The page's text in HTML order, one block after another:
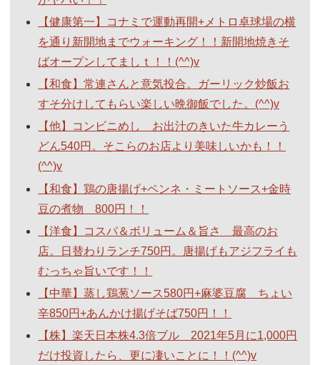
【健康第一】コナミで運動再開+メトロ卓球場の横
を通り新開地までウォーキング！！新開地焼きそ
ばオープンしてましｔ！！(^^)v
【和食】常連さんと意気投合。ガーリック炒飯お
すそ分けしてもらい楽しい晩御飯でした。(^^)v
【他】コンビニめし お出汁のきいた牛カレーう
どん540円。そこらのお店より美味しいかも！！
(^^)v
【和食】鶏の唐揚げ+ペンネ・ミートソース+金時
豆の煮物 800円！！
【洋食】コスパ＆ボリューム＆旨さ 最高のお
店。日替わりランチ750円。唐揚げもアジフライも
むっちゃ旨いです！！
【中華】蒸し鶏葱ソース580円+麻婆豆腐 ちょい
辛850円+あんかけ揚げそば750円！！
【株】楽天日本株4.3倍ブル 2021年5月に1,000円
だけ投資したら、更に凄いことに！！(^^)v